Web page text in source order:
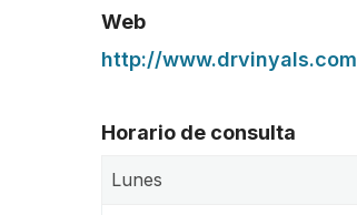
Web
http://www.drvinyals.com
Horario de consulta
Lunes